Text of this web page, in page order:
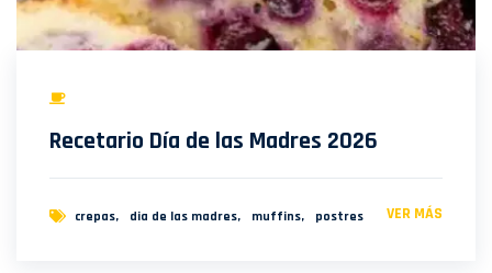
Recetario Día de las Madres 2026
crepas dia de las madres muffins postres VER MÁS